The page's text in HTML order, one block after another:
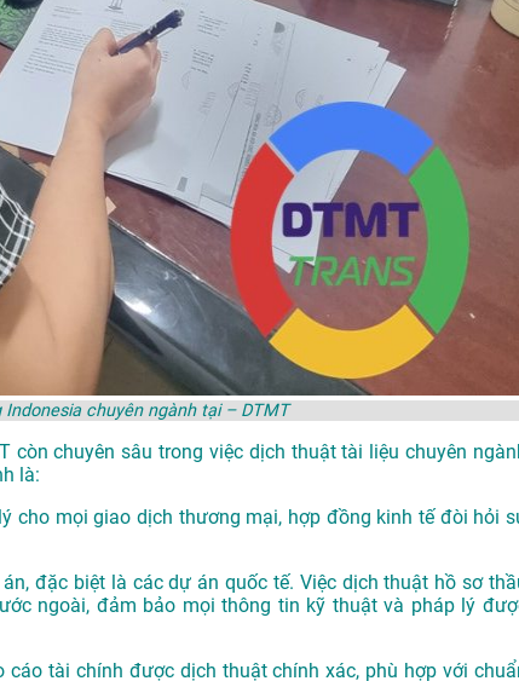
chuyên ngành tại – DTMT
còn chuyên sâu trong việc dịch thuật tài liệu chuyên
là:
cho mọi giao dịch thương mại, hợp đồng kinh tế đòi hỏi
đặc biệt là các dự án quốc tế. Việc dịch thuật hồ sơ
ngoài, đảm bảo mọi thông tin kỹ thuật và pháp lý
tài chính được dịch thuật chính xác, phù hợp với